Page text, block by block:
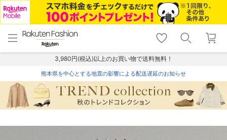
menu home
トップ
shopping_cart lock_outline
ログイン
3,980円(税込)以上のお買い物で送料無料！
熊本県を中心とする地震の影響による配送遅延のお知らせ